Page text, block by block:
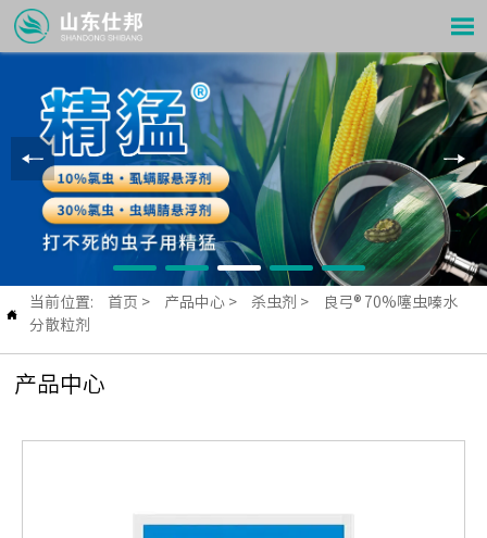


当前位置: 首页 > 产品中心 > 杀虫剂 >
良弓® 70%噻虫嗪水
分散粒剂
产品中心